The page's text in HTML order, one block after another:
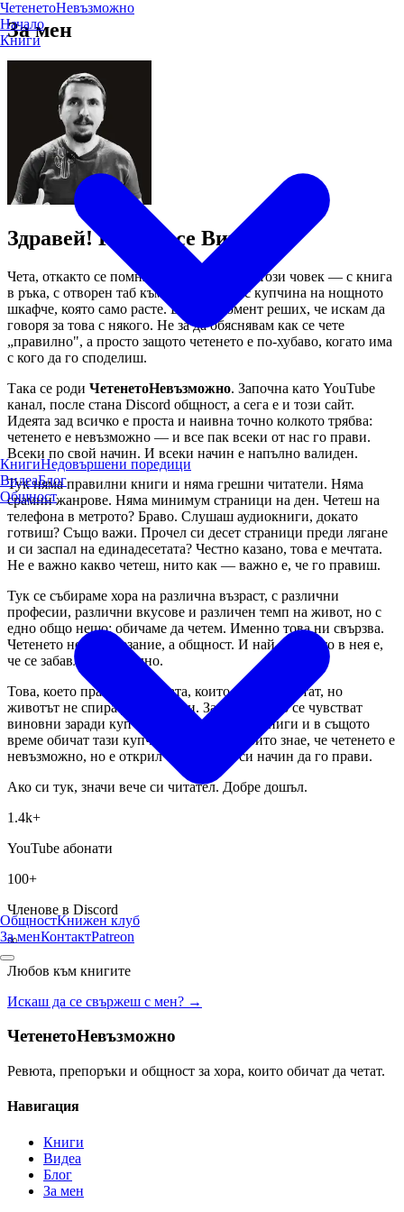
ЧетенетоНевъзможно
Начало
Книги
КнигиНедовършени поредици
ВидеаБлог
Общност
ОбщностКнижен клуб
За менКонтактPatreon
За мен
Здравей! Казвам се Виктор.
Чета, откакто се помня. Винаги съм бил този човек — с книга
в ръка, с отворен таб към следващата, с купчина на нощното
шкафче, която само расте. В един момент реших, че искам да
говоря за това с някого. Не за да обяснявам как се чете
„правилно", а просто защото четенето е по-хубаво, когато има
с кого да го споделиш.
Така се роди ЧетенетоНевъзможно. Започна като YouTube
канал, после стана Discord общност, а сега е и този сайт.
Идеята зад всичко е проста и наивна точно колкото трябва:
четенето е невъзможно — и все пак всеки от нас го прави.
Всеки по свой начин. И всеки начин е напълно валиден.
Тук няма правилни книги и няма грешни читатели. Няма
срамни жанрове. Няма минимум страници на ден. Четеш на
телефона в метрото? Браво. Слушаш аудиокниги, докато
готвиш? Също важи. Прочел си десет страници преди лягане
и си заспал на единадесетата? Честно казано, това е мечтата.
Не е важно какво четеш, нито как — важно е, че го правиш.
Тук се събираме хора на различна възраст, с различни
професии, различни вкусове и различен темп на живот, но с
едно общо нещо: обичаме да четем. Именно това ни свързва.
Четенето не е състезание, а общност. И най-хубавото в нея е,
че се забавляваме заедно.
Това, което правя, е за хората, които искат да четат, но
животът не спира да им пречи. За тези, които се чувстват
виновни заради купчината непрочетени книги и в същото
време обичат тази купчина. За всеки, който знае, че четенето е
невъзможно, но е открил собствения си начин да го прави.
Ако си тук, значи вече си читател. Добре дошъл.
1.4k+
YouTube абонати
100+
Членове в Discord
∞
Любов към книгите
Искаш да се свържеш с мен? →
ЧетенетоНевъзможно
Ревюта, препоръки и общност за хора, които обичат да четат.
Навигация
Книги
Видеа
Блог
За мен